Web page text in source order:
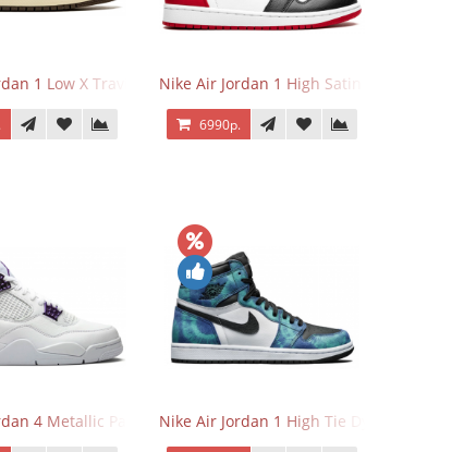
1 Low X Travis Scott Reverse Mocha
Nike Air Jordan 1 High Satin Black Toe
6990р.
4 Metallic Pack PurpleNike Air Jordan 1 High Tie Dye